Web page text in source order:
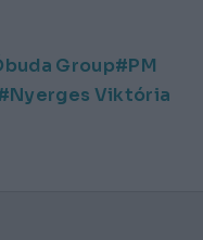
Group
PM
Nyerges Viktória